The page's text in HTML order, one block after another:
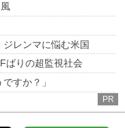
レンマに悩む米国
ばりの超監視社会
すか？」
PR